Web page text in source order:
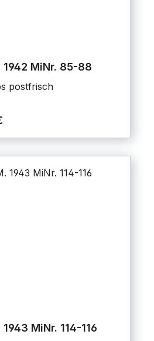
1942 MiNr. 85-88
postfrisch
1943 MiNr. 114-116